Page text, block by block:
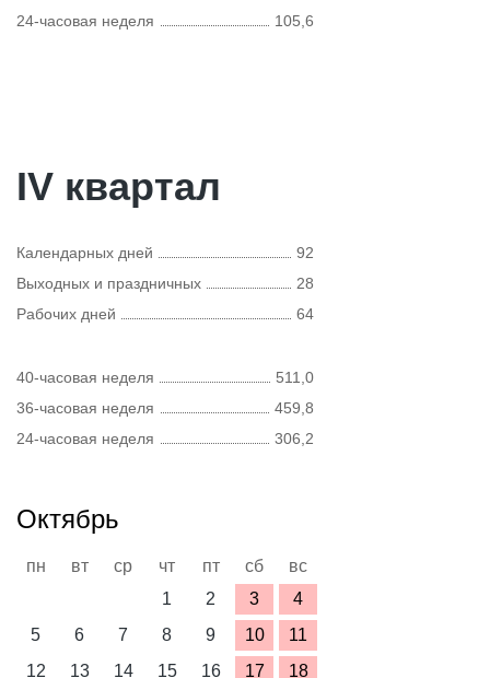
24-часовая неделя
105,6
IV квартал
Календарных дней
92
Выходных и праздничных
28
Рабочих дней
64
40-часовая неделя
511,0
36-часовая неделя
459,8
24-часовая неделя
306,2
Октябрь
пн вт ср чт пт сб
вс
1
2 3
4
5
6 7 8 9 10
11
12
13 14 15 16 17
18